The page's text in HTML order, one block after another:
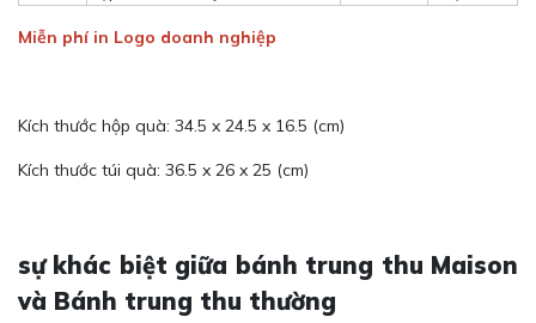
Miễn phí in Logo doanh nghiệp
Kích thước hộp quà: 34.5 x 24.5 x 16.5 (cm)
Kích thước túi quà: 36.5 x 26 x 25 (cm)
sự khác biệt giữa bánh trung thu Maison
và Bánh trung thu thường